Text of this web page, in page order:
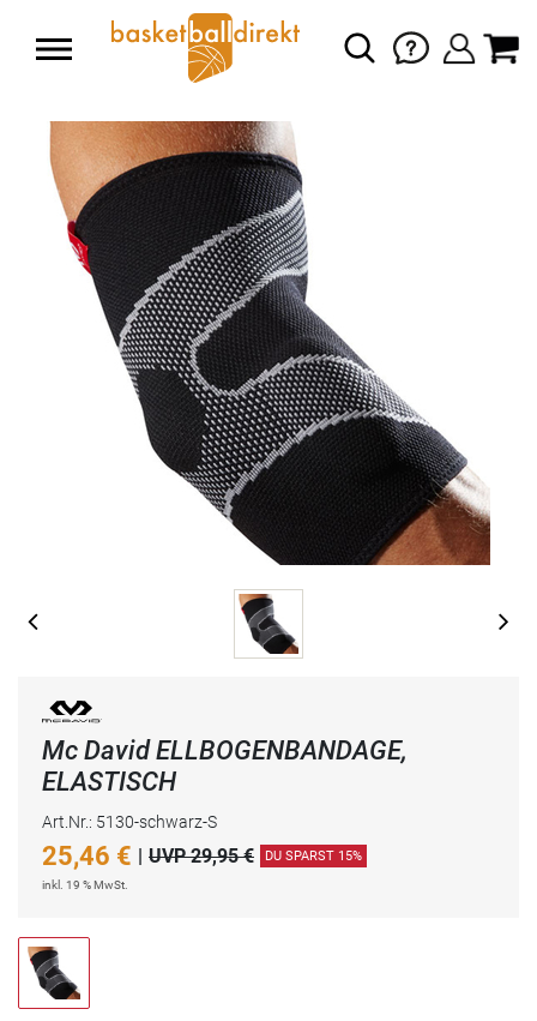
Mc David ELLBOGENBANDAGE,
ELASTISCH
Art.Nr.: 5130-schwarz-S
25,46 € | UVP 29,95 € DU SPARST 15%
inkl. 19 % MwSt.